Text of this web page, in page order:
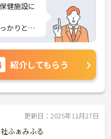
健施設に
かりと評
、さらに
談くださ
紹介してもらう
更新日：2025年11月27日
ふぁみふる